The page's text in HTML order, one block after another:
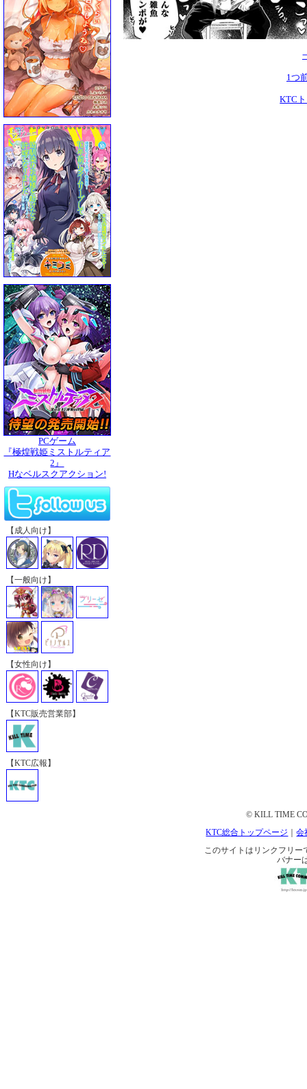
PCゲーム
『極煌戦姫ミストルティア
2』
Hなベルスクアクション!
【成人向け】
【一般向け】
【女性向け】
【KTC販売営業部】
【KTC広報】
1つ
KTC
© KILL TIME
KTC総合トップページ
｜会
このサイトはリンクフリー
バナー